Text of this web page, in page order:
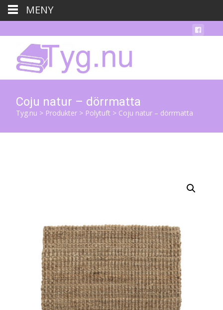
Coju natur – dörrmatta
Tyg.nu > Produkter > Polytuft > Coju natur – dörrmatta
MENY